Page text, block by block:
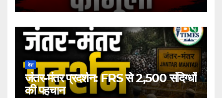
देश
जंतर-मंतर प्रदर्शन: FRS से 2,500 संदिग्धों
की पहचान